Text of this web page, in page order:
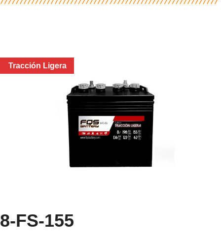
Tracción Ligera
8-FS-155